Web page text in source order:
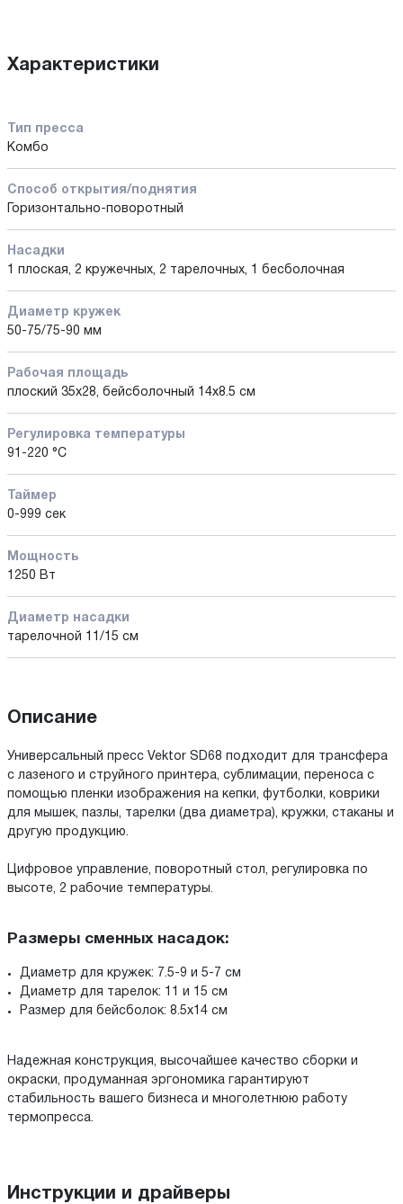
Характеристики
Тип пресса
Комбо
Способ открытия/поднятия
Горизонтально-поворотный
Насадки
1 плоская, 2 кружечных, 2 тарелочных, 1 бесболочная
Диаметр кружек
50-75/75-90 мм
Рабочая площадь
плоский 35х28, бейсболочный 14х8.5 см
Регулировка температуры
91-220 °С
Таймер
0-999 сек
Мощность
1250 Вт
Диаметр насадки
тарелочной 11/15 см
Описание
Универсальный пресс Vektor SD68 подходит для трансфера
с лазеного и струйного принтера, сублимации, переноса с
помощью пленки изображения на кепки, футболки, коврики
для мышек, пазлы, тарелки (два диаметра), кружки, стаканы и
другую продукцию.
Цифровое управление, поворотный стол, регулировка по
высоте, 2 рабочие температуры.
Размеры сменных насадок:
Диаметр для кружек: 7.5-9 и 5-7 см
Диаметр для тарелок: 11 и 15 см
Размер для бейсболок: 8.5х14 см
Надежная конструкция, высочайшее качество сборки и
окраски, продуманная эргономика гарантируют
стабильность вашего бизнеса и многолетнюю работу
термопресса.
Инструкции и драйверы